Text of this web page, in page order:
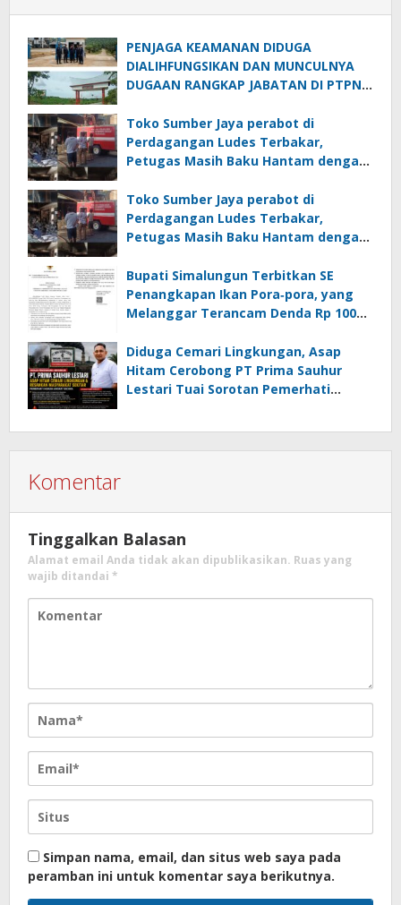
PENJAGA KEAMANAN DIDUGA
DIALIHFUNGSIKAN DAN MUNCULNYA
DUGAAN RANGKAP JABATAN DI PTPN
MAYANG
Toko Sumber Jaya perabot di
Perdagangan Ludes Terbakar,
Petugas Masih Baku Hantam dengan
Toko Sumber Jaya perabot di
Perdagangan Ludes Terbakar,
Petugas Masih Baku Hantam dengan
Bupati Simalungun Terbitkan SE
Penangkapan Ikan Pora‑pora, yang
Melanggar Terancam Denda Rp 100
Diduga Cemari Lingkungan, Asap
Hitam Cerobong PT Prima Sauhur
Lestari Tuai Sorotan Pemerhati
Komentar
Tinggalkan Balasan
Alamat email Anda tidak akan dipublikasikan. Ruas yang
wajib ditandai *
Simpan nama, email, dan situs web saya pada
peramban ini untuk komentar saya berikutnya.